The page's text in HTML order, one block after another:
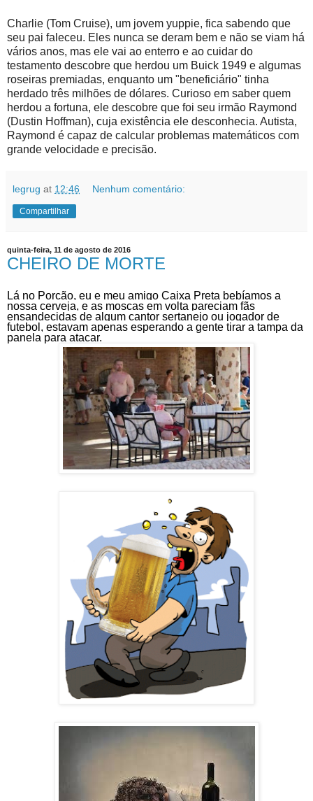
Charlie (Tom Cruise), um jovem yuppie, fica sabendo que
seu pai faleceu. Eles nunca se deram bem e não se viam há
vários anos, mas ele vai ao enterro e ao cuidar do
testamento descobre que herdou um Buick 1949 e algumas
roseiras premiadas, enquanto um "beneficiário" tinha
herdado três milhões de dólares. Curioso em saber quem
herdou a fortuna, ele descobre que foi seu irmão Raymond
(Dustin Hoffman), cuja existência ele desconhecia. Autista,
Raymond é capaz de calcular problemas matemáticos com
grande velocidade e precisão.
legrug at 12:46 Nenhum comentário:
Compartilhar
quinta-feira, 11 de agosto de 2016
CHEIRO DE MORTE
Lá no Porcão, eu e meu amigo Caixa Preta bebíamos a
nossa cerveja, e as moscas em volta pareciam fãs
ensandecidas de algum cantor sertanejo ou jogador de
futebol, estavam apenas esperando a gente tirar a tampa da
panela para atacar.